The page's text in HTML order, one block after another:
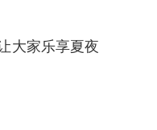
大家乐享夏夜